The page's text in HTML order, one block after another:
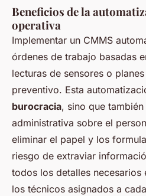
Beneficios de la
operativa
Implementar un CMMS
órdenes de trabajo basadas
lecturas de sensores o
preventivo. Esta
burocracia, sino que
administrativa sobre el
eliminar el papel y los
riesgo de extraviar
todos los detalles necesarios
los técnicos asignados a